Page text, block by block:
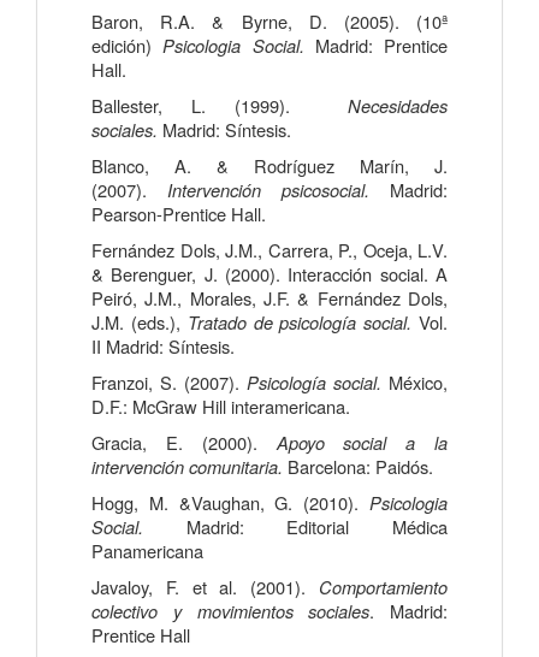
Baron, R.A. & Byrne, D. (2005). (10ª
edición)Psicologia Social. Madrid: Prentice
Hall.
Ballester, L. (1999). Necesidades
sociales. Madrid: Síntesis.
Blanco, A. & Rodríguez Marín, J.
(2007). Intervención psicosocial. Madrid:
Pearson-Prentice Hall.
Fernández Dols, J.M., Carrera, P., Oceja, L.V.
& Berenguer, J. (2000). Interacción social. A
Peiró, J.M., Morales, J.F. & Fernández Dols,
J.M. (eds.), Tratado de psicología social.Vol.
II Madrid: Síntesis.
Franzoi, S. (2007). Psicología social. México,
D.F.: McGraw Hill interamericana.
Gracia, E. (2000).Apoyo social a la
intervención comunitaria. Barcelona: Paidós.
Hogg, M. &Vaughan, G. (2010). Psicologia
Social. Madrid: Editorial Médica
Panamericana
Javaloy, F. et al. (2001). Comportamiento
colectivo y movimientos sociales. Madrid:
Prentice Hall